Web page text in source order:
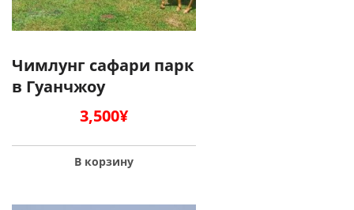
Чимлунг сафари парк
в Гуанчжоу
3,500¥
В корзину